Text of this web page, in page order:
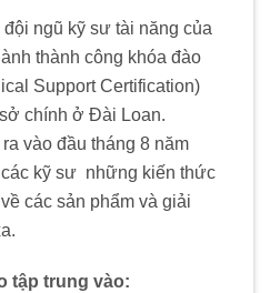
ngũ kỹ sư tài năng của
thành công khóa đào
Support Certification)
chính ở Đài Loan.
vào đầu tháng 8 năm
kỹ sư những kiến thức
các sản phẩm và giải
tập trung vào: